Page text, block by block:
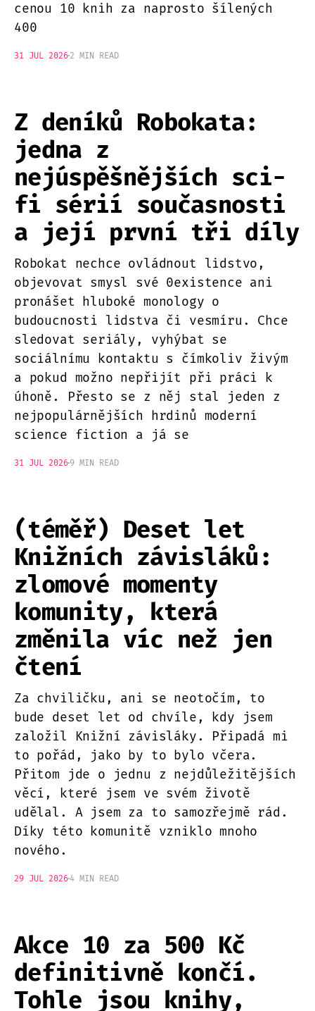
cenou 10 knih za naprosto šílených
400
31 JUL 2026 2 MIN READ
Z deníků Robokata:
jedna z
nejúspěšnějších sci-
fi sérií současnosti
a její první tři díly
Robokat nechce ovládnout lidstvo,
objevovat smysl své 0existence ani
pronášet hluboké monology o
budoucnosti lidstva či vesmíru. Chce
sledovat seriály, vyhýbat se
sociálnímu kontaktu s čímkoliv živým
a pokud možno nepřijít při práci k
úhoně. Přesto se z něj stal jeden z
nejpopulárnějších hrdinů moderní
science fiction a já se
31 JUL 2026 9 MIN READ
(téměř) Deset let
Knižních závisláků:
zlomové momenty
komunity, která
změnila víc než jen
čtení
Za chviličku, ani se neotočím, to
bude deset let od chvíle, kdy jsem
založil Knižní závisláky. Připadá mi
to pořád, jako by to bylo včera.
Přitom jde o jednu z nejdůležitějších
věcí, které jsem ve svém životě
udělal. A jsem za to samozřejmě rád.
Díky této komunitě vzniklo mnoho
nového.
29 JUL 2026 4 MIN READ
Akce 10 za 500 Kč
definitivně končí.
Tohle jsou knihy,